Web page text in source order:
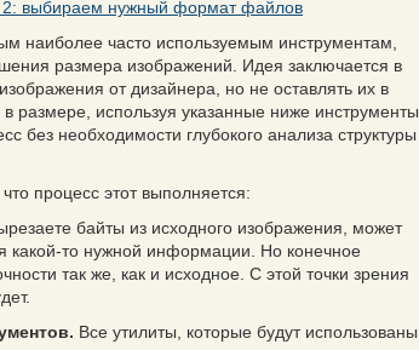
2: выбираем нужный формат файлов
наиболее часто используемым инструментам,
размера изображений. Идея заключается в
от дизайнера, но не оставлять их в
размере, используя указанные ниже инструменты.
без необходимости глубокого анализа структуры
процесс этот выполняется:
байты из исходного изображения, может
какой-то нужной информации. Но конечное
так же, как и исходное. С этой точки зрения
Все утилиты, которые будут использованы